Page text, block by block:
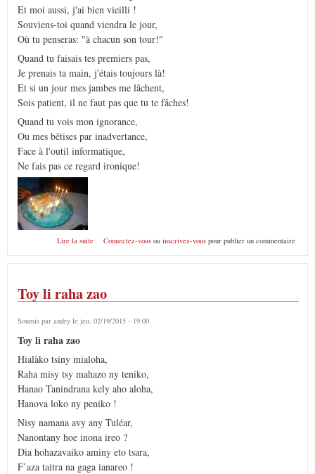
Et moi aussi, j'ai bien vieilli !
Souviens-toi quand viendra le jour,
Où tu penseras: "à chacun son tour!"
Quand tu faisais tes premiers pas,
Je prenais ta main, j'étais toujours là!
Et si un jour mes jambes me lâchent,
Sois patient, il ne faut pas que tu te fâches!
Quand tu vois mon ignorance,
Ou mes bêtises par inadvertance,
Face à l'outil informatique,
Ne fais pas ce regard ironique!
Lire la suite de Gateau d'anniversaire
Connectez-vousou inscrivez-vouspour publier un commentaire
Toy li raha zao
Soumis par andry le jeu, 02/19/2015 - 19:00
Toy li raha zao
Hialàko tsiny mialoha,
Raha misy tsy mahazo ny teniko,
Hanao Tanindrana kely aho aloha,
Hanova loko ny peniko !
Nisy namana avy any Tuléar,
Nanontany hoe inona ireo ?
Dia hohazavaiko aminy eto tsara,
F’aza taitra na gaga ianareo !